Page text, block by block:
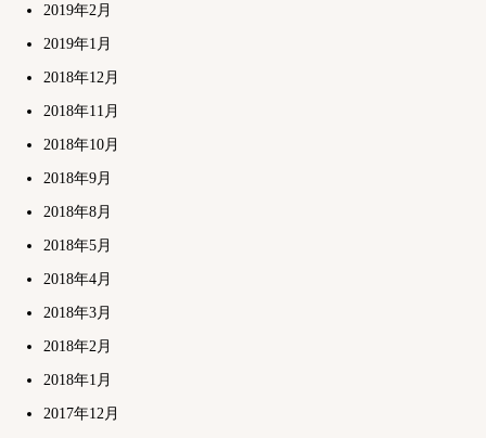
2019年2月
2019年1月
2018年12月
2018年11月
2018年10月
2018年9月
2018年8月
2018年5月
2018年4月
2018年3月
2018年2月
2018年1月
2017年12月